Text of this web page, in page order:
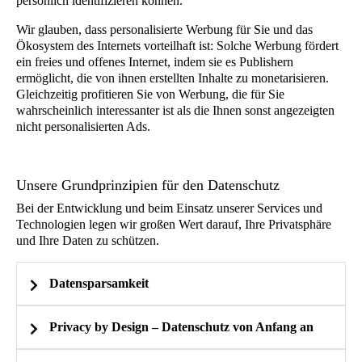
Produkt A, weil der Benutzer mit der Criteo-ID
123 während einer kürzlich stattgefundenen
Session Interesse daran gezeigt hat.
Produkt B: Daran ist der Benutzer mit der Criteo-
ID 123 möglicherweise gleichfalls interessiert, da
Produkt C, weil dieses Produkt beliebt ist.
Wenn Sie die Criteo-Services deaktivieren, erhalten
einem anderen Unternehmen gekauft, um Ihnen
deaktivieren möchten,klicken Sie hier.
Wir glauben, dass personalisierte Werbung für Sie und das
Ökosystem des Internets vorteilhaft ist: Solche Werbung fördert
ein freies und offenes Internet, indem sie es Publishern
ermöglicht, die von ihnen erstellten Inhalte zu monetarisieren.
Gleichzeitig profitieren Sie von Werbung, die für Sie
wahrscheinlich interessanter ist als die Ihnen sonst angezeigten
nicht personalisierten Ads.
Unsere Grundprinzipien für den Datenschutz
Bei der Entwicklung und beim Einsatz unserer Services und
Technologien legen wir großen Wert darauf, Ihre Privatsphäre
und Ihre Daten zu schützen.
Datensparsamkeit
Privacy by Design – Datenschutz von Anfang an